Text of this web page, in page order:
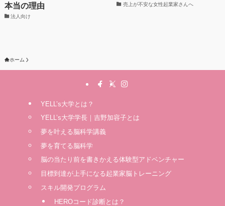
本当の理由
法人向け
売上が不安な女性起業家さんへ
ホーム
YELL’s大学とは？
YELL’s大学学長｜吉野加容子とは
夢を叶える脳科学講義
夢を育てる脳科学
脳の当たり前を書きかえる体験型アドベンチャー
⽬標到達が上⼿になる起業家脳トレーニング
スキル開発プログラム
HEROコード診断とは？